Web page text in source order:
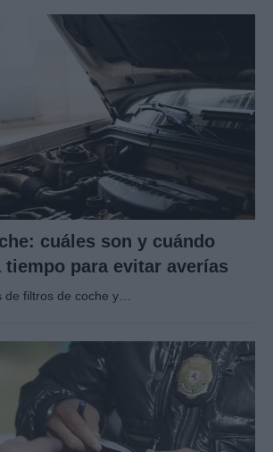
cuáles son y cuándo
tiempo para evitar averías
de filtros de coche y…